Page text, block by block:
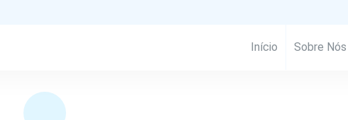
Sobre Nós
Início